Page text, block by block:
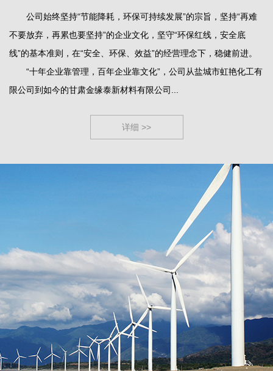
公司始终坚持“节能降耗，环保可持续发展”的宗旨，坚持“再难
不要放弃，再累也要坚持”的企业文化，坚守“环保红线，安全底
线”的基本准则，在“安全、环保、效益”的经营理念下，稳健前进。
“十年企业靠管理，百年企业靠文化”，公司从盐城市虹艳化工有
限公司到如今的甘肃金缘泰新材料有限公司...
详细 >>